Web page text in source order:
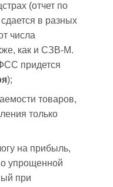
(отчет по
в разных
числа
как и СЗВ-М.
придется
);
товаров,
только
на прибыль,
упрощенной
при